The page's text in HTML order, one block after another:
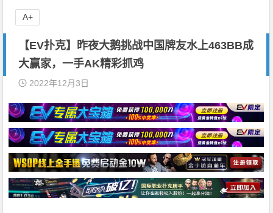
【EV扑克】昨夜大鹅挑战中国牌友水上463BB成
大赢家，一手AK精彩抓鸡
2022年12月3日
A+